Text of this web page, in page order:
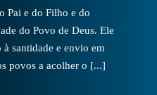
Pai e do Filho e do
do Povo de Deus. Ele
santidade e envio em
povos a acolher o [...]